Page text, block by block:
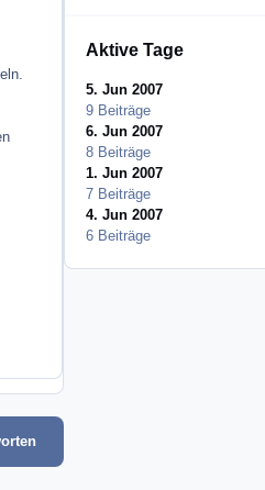
Aktive Tage
5. Jun 2007
9 Beiträge
6. Jun 2007
8 Beiträge
1. Jun 2007
7 Beiträge
4. Jun 2007
6 Beiträge